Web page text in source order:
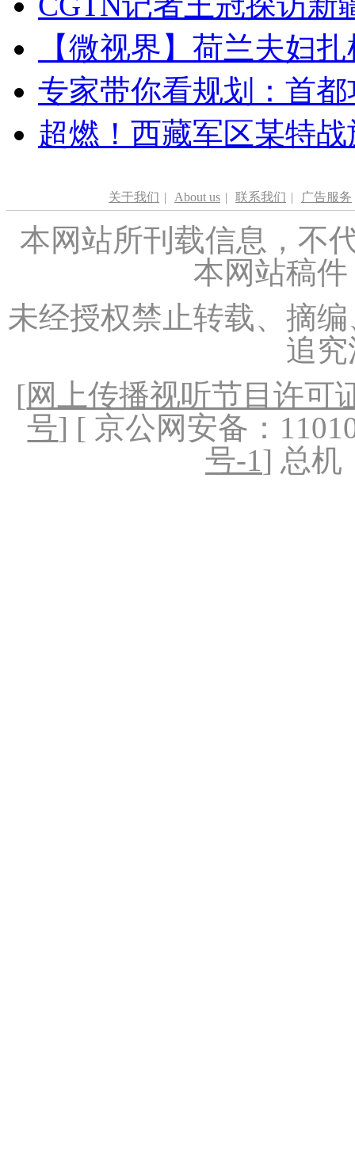
【微视界】荷兰夫妇
专家带你看规划：首
超燃！西藏军区某特
关于我们 | About us | 联系我们 | 广告服务
本网站所刊载信息，不
本网站稿
未经授权禁止转载、摘
追
[网上传播视听节目许可
号] [ 京公网安备：
号-1] 总机